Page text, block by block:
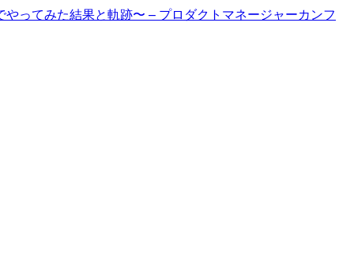
ってみた結果と軌跡〜 – プロダクトマネージャーカンフ